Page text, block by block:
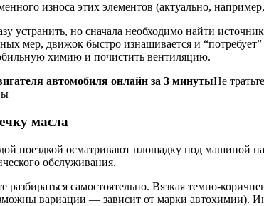
износа этих элементов (актуально,
устранить, но сначала необходимо найти
мер, движок быстро изнашивается и
химию и почистить вентиляцию.
автомобиля онлайн за 3 минутыНе
масла
поездкой осматривают площадку под машиной
обслуживания.
разбираться самостоятельно. Вязкая темно-
вариации — зависит от марки автохимии).